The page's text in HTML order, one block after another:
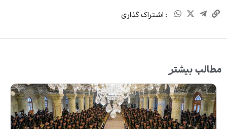
: اشتراک گذاری
مطالب بیشتر